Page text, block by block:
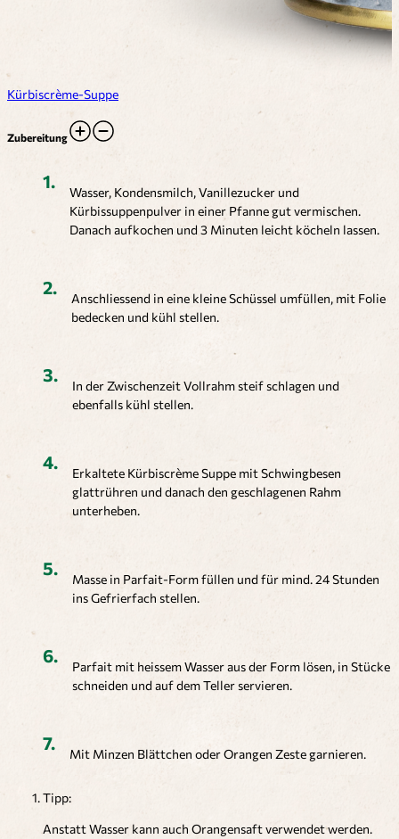
Kürbiscrème-Suppe
Zubereitung
Wasser, Kondensmilch, Vanillezucker und
Kürbissuppenpulver in einer Pfanne gut vermischen.
Danach aufkochen und 3 Minuten leicht köcheln lassen.
Anschliessend in eine kleine Schüssel umfüllen, mit Folie
bedecken und kühl stellen.
In der Zwischenzeit Vollrahm steif schlagen und
ebenfalls kühl stellen.
Erkaltete Kürbiscrème Suppe mit Schwingbesen
glattrühren und danach den geschlagenen Rahm
unterheben.
Masse in Parfait-Form füllen und für mind. 24 Stunden
ins Gefrierfach stellen.
Parfait mit heissem Wasser aus der Form lösen, in Stücke
schneiden und auf dem Teller servieren.
Mit Minzen Blättchen oder Orangen Zeste garnieren.
Tipp:
Anstatt Wasser kann auch Orangensaft verwendet werden.